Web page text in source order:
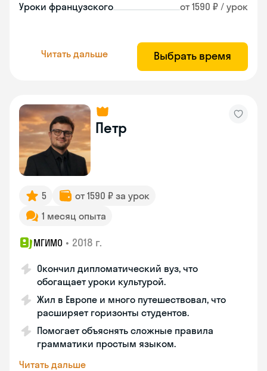
Уроки французского от 1590 ₽ / урок
Читать дальше Выбрать время
Петр
5
от 1590 ₽ за урок
1 месяц опыта
МГИМО • 2018 г.
Окончил дипломатический вуз, что
обогащает уроки культурой.
Жил в Европе и много путешествовал, что
расширяет горизонты студентов.
Помогает объяснять сложные правила
грамматики простым языком.
Читать дальше